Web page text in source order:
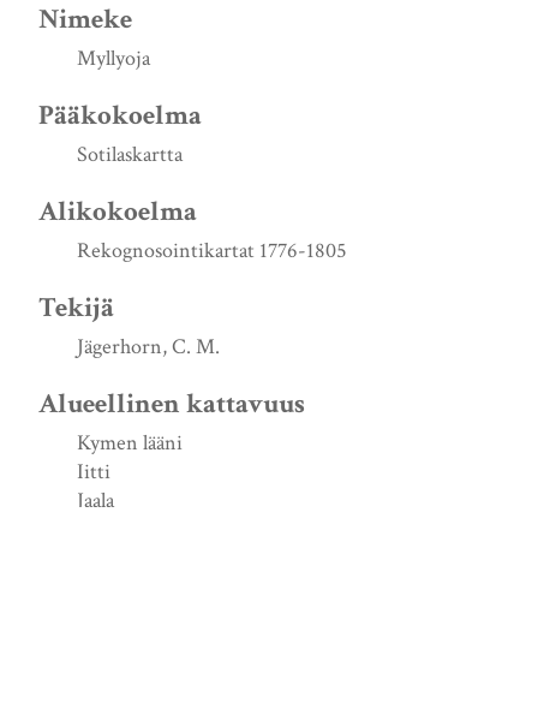
Nimeke
Myllyoja
Pääkokoelma
Sotilaskartta
Alikokoelma
Rekognosointikartat 1776-1805
Tekijä
Jägerhorn, C. M.
Alueellinen kattavuus
Kymen lääni
Iitti
Jaala